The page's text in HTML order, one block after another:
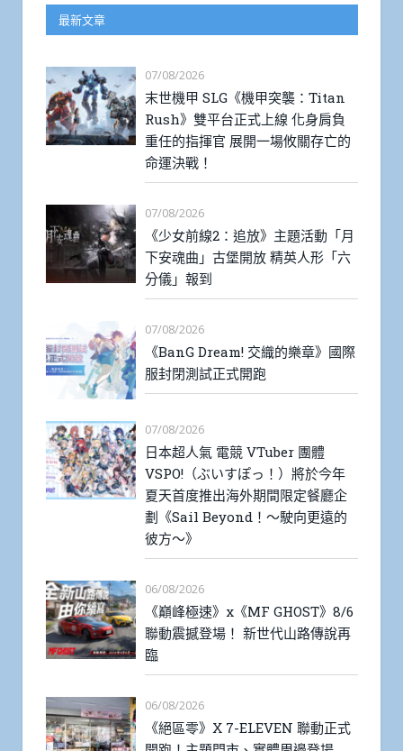
最新文章
07/08/2026
末世機甲 SLG《機甲突襲：Titan
Rush》雙平台正式上線 化身肩負
重任的指揮官 展開一場攸關存亡的
命運決戰！
07/08/2026
《少女前線2：追放》主題活動「月
下安魂曲」古堡開放 精英人形「六
分儀」報到
07/08/2026
《BanG Dream! 交織的樂章》國際
服封閉測試正式開跑
07/08/2026
日本超人氣 電競 VTuber 團體
VSPO!（ぶいすぽっ！）將於今年
夏天首度推出海外期間限定餐廳企
劃《Sail Beyond！～駛向更遠的
彼方～》
06/08/2026
《巔峰極速》x《MF GHOST》8/6
聯動震撼登場！ 新世代山路傳說再
臨
06/08/2026
《絕區零》X 7-ELEVEN 聯動正式